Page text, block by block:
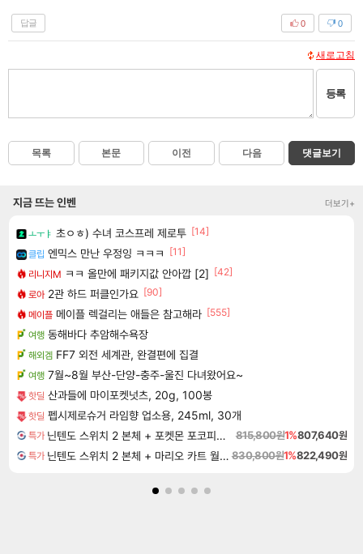
답글 0
0
새로고침
등록
목록 본문 이전 다음 댓글보기
지금 뜨는 인벤 더보기+
ㅗㅜㅑ 초ㅇㅎ) 수녀 코스프레 제로투 [14]
클립 엔믹스 만난 우정잉 ㅋㅋㅋ
[11]
리니지M ㅋㅋ 올만에 패키지값 안아깝 [2] [42]
로아 2관 하드 퍼클인가요 [90]
메이플 메이플 렉걸리는 애들은 참고해라 [555]
여행 동해바다 추암해수욕장
해외겜 FF7 외전 세계관, 완결편에 집결
여행 7월~8월 부산-단양-충주-울진 다녀왔어요~
핫딜 산과들에 마이포켓넛츠, 20g, 100봉
핫딜 펩시제로슈거 라임향 업소용, 245ml, 30개
특가 닌텐도 스위치 2 본체 + 포켓몬 포코피아 + 포켓몬스터 레전드 ZA 닌텐도 스위치 2 에디션 번들 815,800원1%807,640원
특가 닌텐도 스위치 2 본체 + 마리오 카트 월드 + 슈퍼 마리오 파티 잼버리 닌텐도 스위치 2 에디션 + 잼버리 TV 번들 830,800원1%822,490원